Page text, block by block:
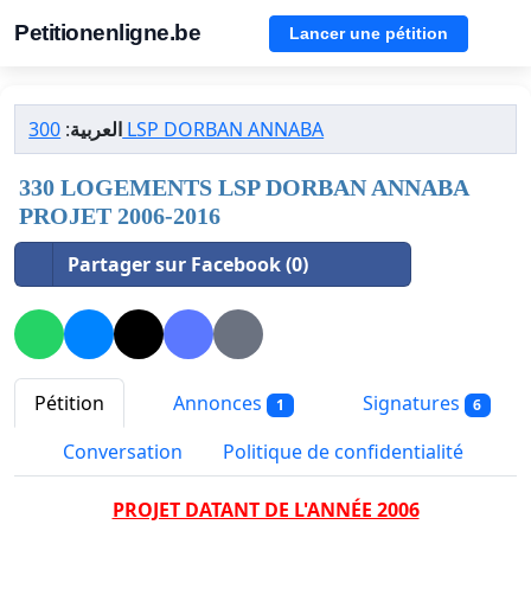
Petitionenligne.be Lancer une pétition
العربية: 300 LSP DORBAN ANNABA
330 LOGEMENTS LSP DORBAN ANNABA
PROJET 2006-2016
Partager sur Facebook (0)
Pétition Annonces 1 Signatures 6
Conversation Politique de confidentialité
PROJET DATANT DE L'ANNÉE 2006